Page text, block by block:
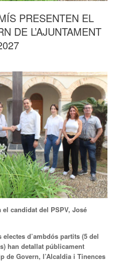
PRESENTEN EL
DE L’AJUNTAMENT
el candidat del PSPV, José
d’ambdós partits (5 del
han detallat públicament
de Govern, l’Alcaldia i Tinences